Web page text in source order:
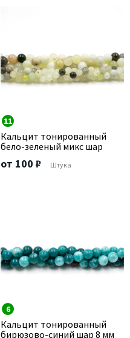
11
Кальцит тонированный
бело-зеленый микс шар
от 100 ₽ Штука
6
Кальцит тонированный
бирюзово-синий шар 8 мм